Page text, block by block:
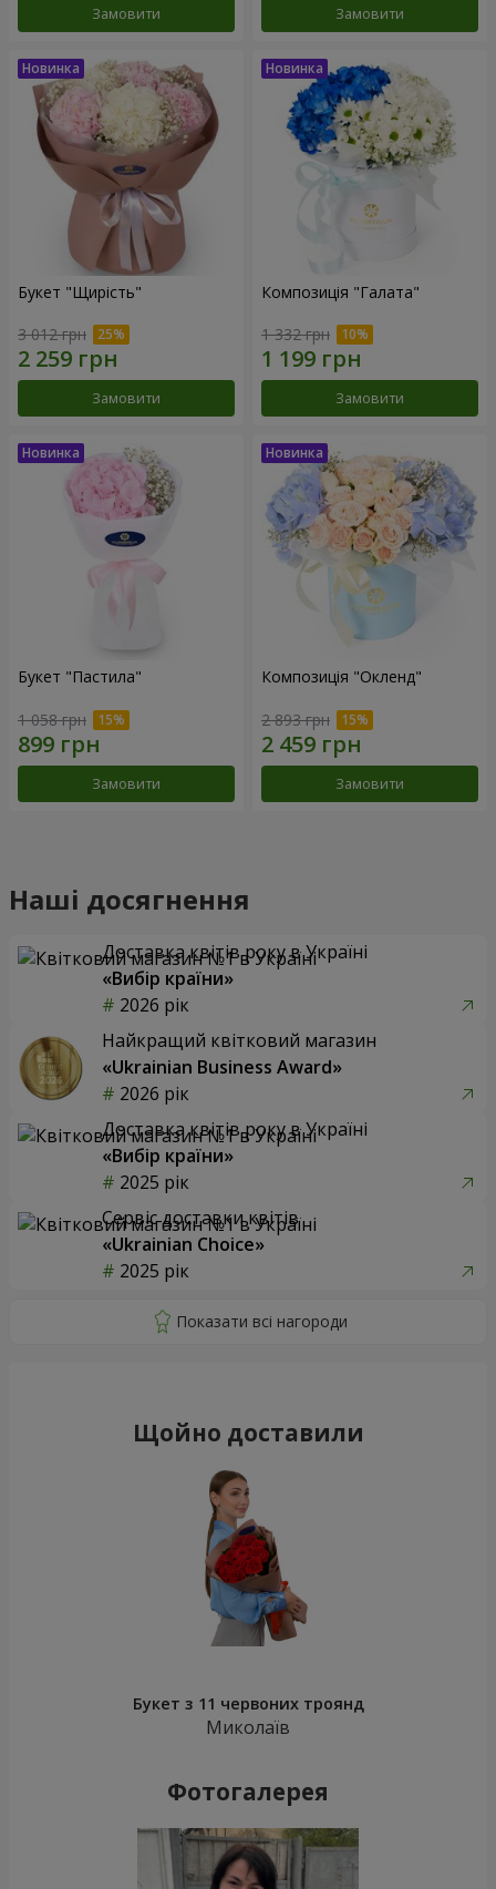
Замовити Замовити
Букет "Щирість"
3 012 грн
Замовити
Композиція "Галата"
1 332 грн
Замовити
Букет "Пастила"
1 058 грн
Замовити
Композиція "Окленд"
2 893 грн
Замовити
Наші досягнення
Доставка квітів року в Україні
«Вибір країни»
2026 рік
Найкращий квітковий магазин
«Ukrainian Business Award»
2026 рік
Доставка квітів року в Україні
«Вибір країни»
2025 рік
Сервіс доставки квітів
«Ukrainian Choice»
2025 рік
Щойно доставили
Букет з 11 червоних троянд
Миколаїв
Фотогалерея